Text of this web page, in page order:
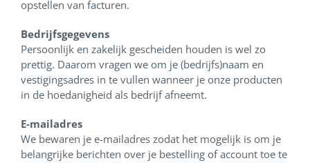
opstellen van facturen.
Bedrijfsgegevens
Persoonlijk en zakelijk gescheiden houden is wel zo
prettig. Daarom vragen we om je (bedrijfs)naam en
vestigingsadres in te vullen wanneer je onze producten
in de hoedanigheid als bedrijf afneemt.
E-mailadres
We bewaren je e-mailadres zodat het mogelijk is om je
belangrijke berichten over je bestelling of account toe te